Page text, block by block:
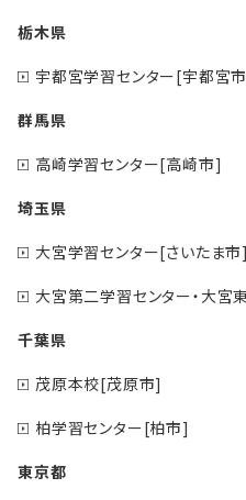
栃木県
宇都宮学習センター[宇都宮
群馬県
高崎学習センター[高崎市]
埼玉県
大宮学習センター[さいたま市]
大宮第二学習センター・大宮
千葉県
茂原本校[茂原市]
柏学習センター[柏市]
東京都